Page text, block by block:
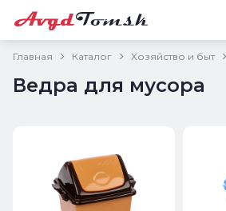
Главная Каталог Хозяйство и быт
Ведра для мусора